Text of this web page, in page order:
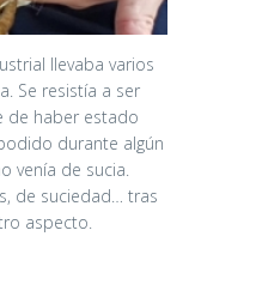
llevaba varios
Se resistía a ser
de haber estado
durante algún
venía de sucia.
de suciedad… tras
aspecto.